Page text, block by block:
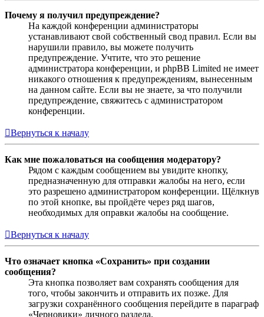
Почему я получил предупреждение?
На каждой конференции администраторы
устанавливают свой собственный свод правил. Если вы
нарушили правило, вы можете получить
предупреждение. Учтите, что это решение
администратора конференции, и phpBB Limited не имеет
никакого отношения к предупреждениям, вынесенным
на данном сайте. Если вы не знаете, за что получили
предупреждение, свяжитесь с администратором
конференции.
Вернуться к началу
Как мне пожаловаться на сообщения модератору?
Рядом с каждым сообщением вы увидите кнопку,
предназначенную для отправки жалобы на него, если
это разрешено администратором конференции. Щёлкнув
по этой кнопке, вы пройдёте через ряд шагов,
необходимых для оправки жалобы на сообщение.
Вернуться к началу
Что означает кнопка «Сохранить» при создании
сообщения?
Эта кнопка позволяет вам сохранять сообщения для
того, чтобы закончить и отправить их позже. Для
загрузки сохранённого сообщения перейдите в параграф
«Черновики» личного раздела.